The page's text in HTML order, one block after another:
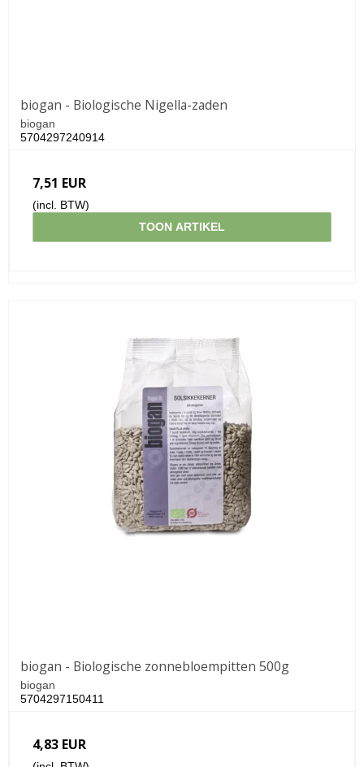
biogan - Biologische Nigella-zaden
biogan
5704297240914
7,51 EUR
(incl. BTW)
TOON ARTIKEL
biogan - Biologische zonnebloempitten 500g
biogan
5704297150411
4,83 EUR